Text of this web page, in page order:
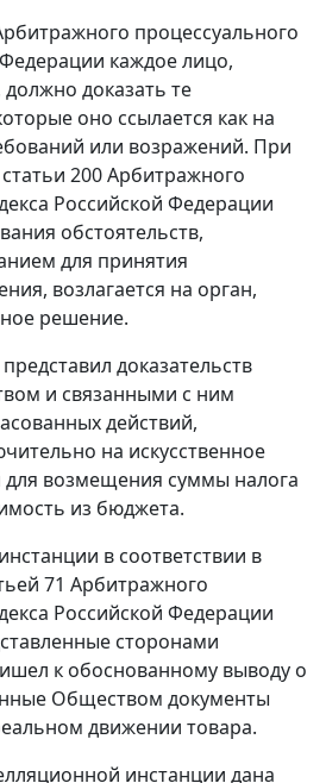
процессуального
каждое лицо,
доказать те
оно ссылается как на
или возражений. При
200Арбитражного
Российской Федерации
обстоятельств,
для принятия
возлагается на орган,
решение.
доказательств
и связанными с ним
действий,
на искусственное
для возмещения суммы налога
из бюджета.
в соответствии в
71 Арбитражного
Российской Федерации
сторонами
к обоснованному выводу о
Обществом документы
движении товара.
инстанции дана